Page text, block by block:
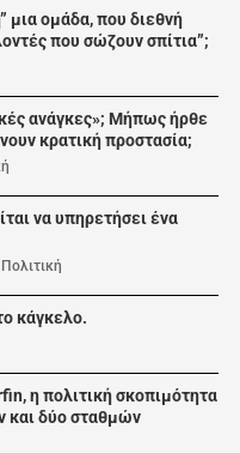
μια ομάδα, που διεθνή
που σώζουν σπίτια”;
ανάγκες»; Μήπως ήρθε
κρατική προστασία;
να υπηρετήσει ένα
Πολιτική
κάγκελο.
η πολιτική σκοπιμότητα
και δύο σταθμών